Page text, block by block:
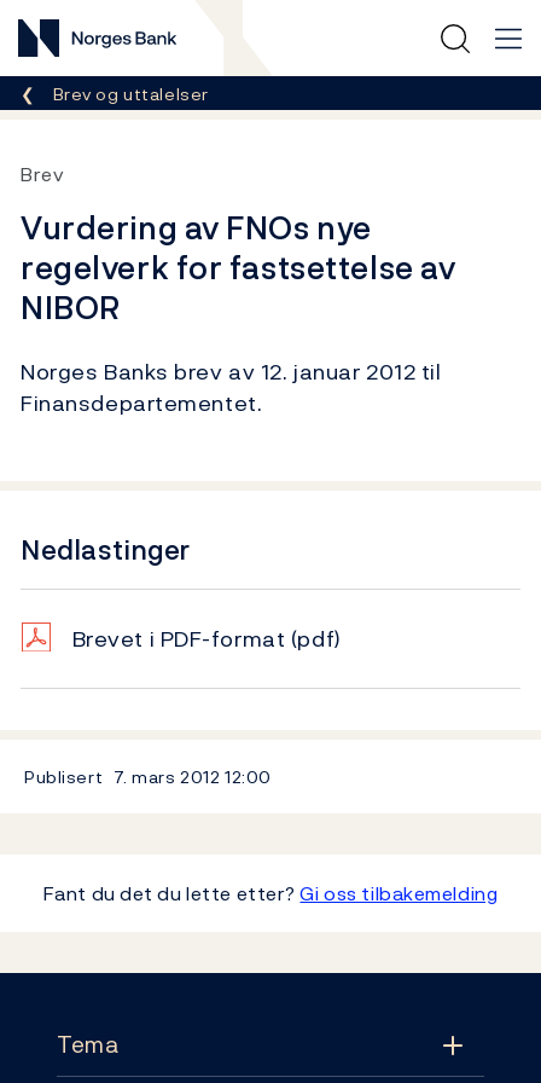
Norges Bank
Her er du nå:
Brev og uttalelser
Brev
Vurdering av FNOs nye
regelverk for fastsettelse av
NIBOR
Norges Banks brev av 12. januar 2012 til
Finansdepartementet.
Nedlastinger
Brevet i PDF-format (pdf)
Publisert 7. mars 2012 12:00
Fant du det du lette etter?Gi oss tilbakemelding
Tema